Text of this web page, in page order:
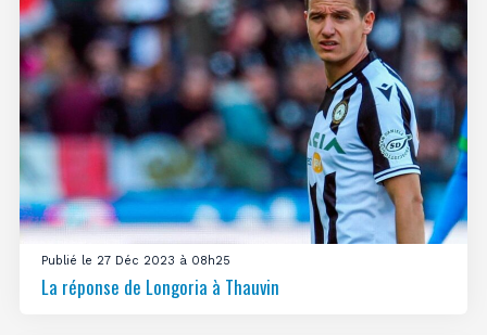
Publié le 27 Déc 2023 à 08h25
La réponse de Longoria à Thauvin